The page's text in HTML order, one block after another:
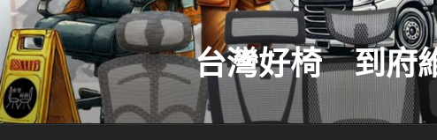
跳
至
主
要
內
容
台灣好椅 到府